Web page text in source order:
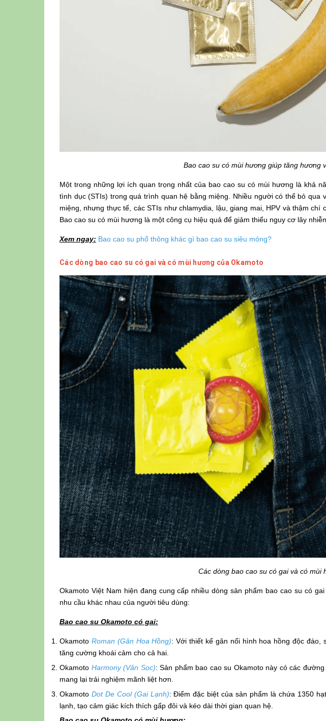
Bao cao su có mùi hương giúp tăng hương
Một trong những lợi ích quan trọng nhất của bao cao su có mùi hương là khả
tình dục (STIs) trong quá trình quan hệ bằng miệng. Nhiều người có thể bỏ qua
miệng, nhưng thực tế, các STIs như chlamydia, lậu, giang mai, HPV và thậm chí
Bao cao su có mùi hương là một công cụ hiệu quả để giảm thiểu nguy cơ lây
Xem ngay: Bao cao su phổ thông khác gì bao cao su siêu mỏng?
Các dòng bao cao su có gai và có mùi hương của Okamoto
Các dòng bao cao su có gai và có mùi
Okamoto Việt Nam hiện đang cung cấp nhiều dòng sản phẩm bao cao su có
nhu cầu khác nhau của người tiêu dùng:
Bao cao su Okamoto có gai:
Okamoto Roman (Gân Hoa Hồng): Với thiết kế gân nổi hình hoa hồng độc
tăng cường khoái cảm cho cả hai.
Okamoto Harmony (Vân Sọc): Sản phẩm bao cao su Okamoto này có các
mang lại trải nghiệm mãnh liệt hơn.
Okamoto Dot De Cool (Gai Lạnh): Điểm đặc biệt của sản phẩm là chứa 1350
lạnh, tạo cảm giác kích thích gấp đôi và kéo dài thời gian quan hệ.